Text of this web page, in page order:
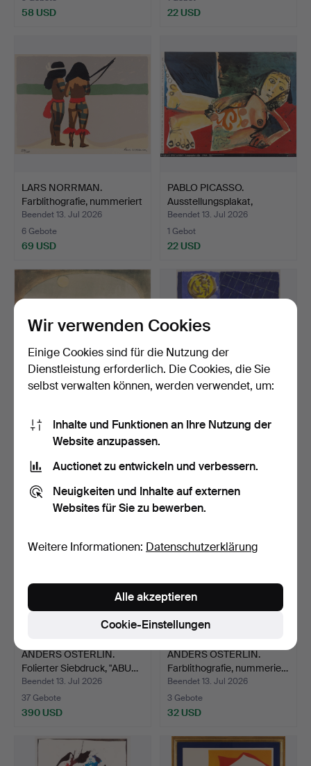
58 USD 22 USD
LARS NORRMAN.
Farblithografie, nummeriert
…
Beendet 13. Jul 2026
6 Gebote
69 USD
PABLO PICASSO.
Ausstellungsplakat,
"Liegen…
Beendet 13. Jul 2026
1 Gebot
22 USD
HELMTRUD NYSTRÖM.
Farbradierung, nummerier…
Beendet 13. Jul 2026
2 Gebote
ROLAND K NILSSON.
Farblithografie, nummeri…
1 Gebot
ANDERS ÖSTERLIN.
Folierter Siebdruck, "ABU…
Beendet 13. Jul 2026
37 Gebote
390 USD
ANDERS ÖSTERLIN.
Farblithografie, nummerie…
Beendet 13. Jul 2026
3 Gebote
32 USD
Wir verwenden Cookies
Einige Cookies sind für die Nutzung der
Dienstleistung erforderlich. Die Cookies, die Sie
selbst verwalten können, werden verwendet, um:
Inhalte und Funktionen an Ihre Nutzung der
Website anzupassen.
Auctionet zu entwickeln und verbessern.
Neuigkeiten und Inhalte auf externen
Websites für Sie zu bewerben.
Weitere Informationen: Datenschutzerklärung
Cookie-Einstellungen
Alle akzeptieren